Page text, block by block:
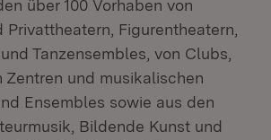
über 100 Vorhaben von
Privattheatern, Figurentheatern,
Tanzensembles, von Clubs,
Zentren und musikalischen
Ensembles sowie aus den
Bildende Kunst und